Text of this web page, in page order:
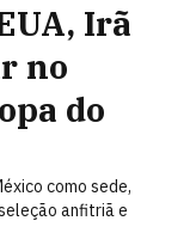
Irã
no
do
como sede,
anfitriã e